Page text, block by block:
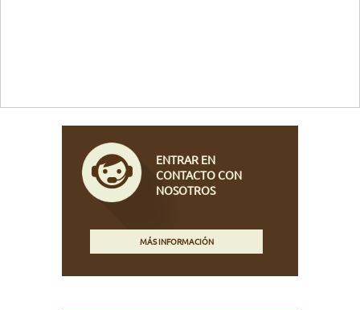
ENTRAR EN
CONTACTO CON
NOSOTROS
MÁS INFORMACIÓN